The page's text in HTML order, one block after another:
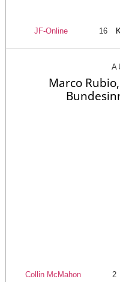
JF-Online 16
Marco
Collin McMahon 2